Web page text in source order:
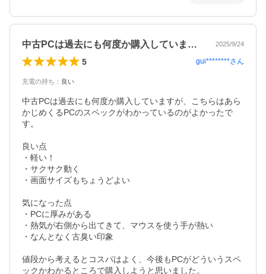
中古PCは過去にも何度か購入しています… 2025/9/24
5 gui********さん
充電の持ち ： 良い
中古PCは過去にも何度か購入していますが、こちらはあら
かじめくるPCのスペックがわかっているのがよかったで
す。
良い点
・軽い！
・サクサク動く
・画面サイズもちょうどよい
気になった点
・PCに厚みがある
・熱気が右側から出てきて、マウスを使う手が熱い
・なんとなく古臭い印象
値段から考えるとコスパはよく、今後もPCがどういうスペ
ックかわかるところで購入しようと思いました。